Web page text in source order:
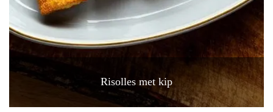
Risolles met kip